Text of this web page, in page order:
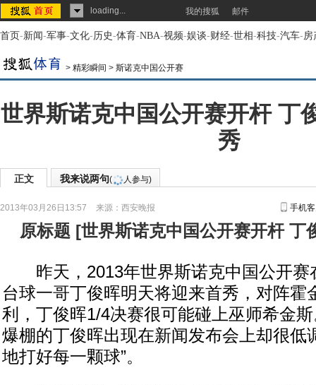
loading... 我的搜狐 邮件
首页-新闻-军事-文化-历史-体育-NBA-视频-娱谈-财经-世相-科技-汽车-房
> 精彩瞬间 > 斯诺克中国公开赛
世界斯诺克中国公开赛开杆 丁
秀
正文 我来说两句( 人参与)
2013年03月26日13:57 来源： 西安晚报 手机
原标题 [世界斯诺克中国公开赛开杆 丁
昨天，2013年世界斯诺克中国公开赛
台球一哥丁俊晖明天将迎来首秀，对阵霍
利，丁俊晖1/4决赛很可能碰上巫师希金
爆棚的丁俊晖出现在新闻发布会上却很低
地打好每一颗球”。